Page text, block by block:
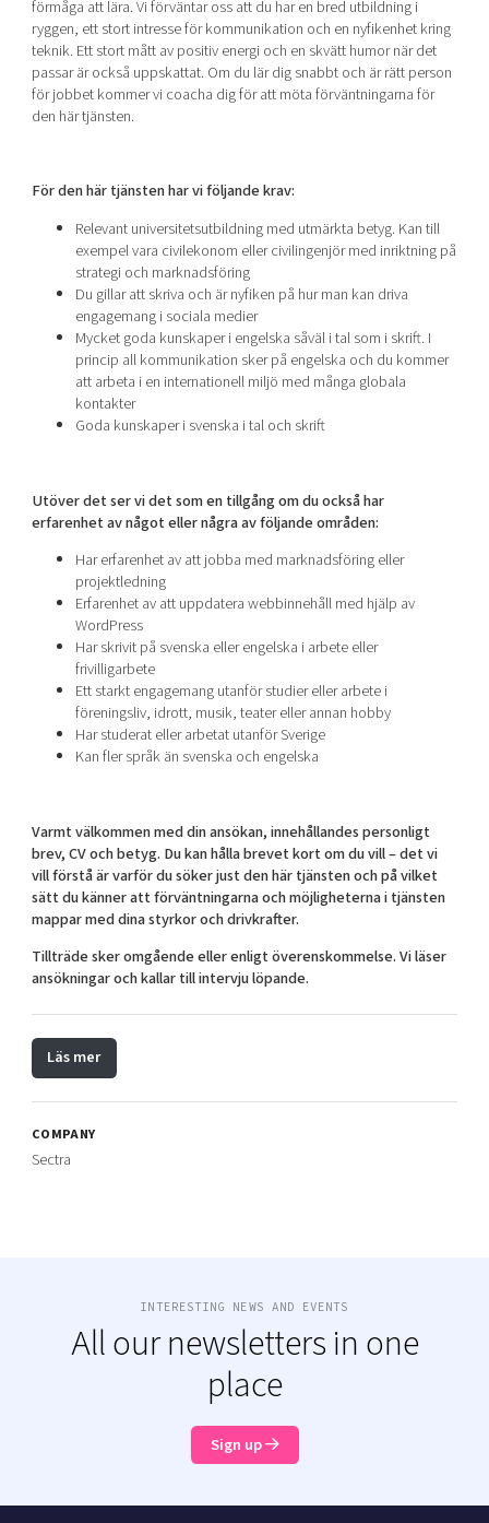
förmåga att lära. Vi förväntar oss att du har en bred utbildning i
ryggen, ett stort intresse för kommunikation och en nyfikenhet kring
teknik. Ett stort mått av positiv energi och en skvätt humor när det
passar är också uppskattat. Om du lär dig snabbt och är rätt person
för jobbet kommer vi coacha dig för att möta förväntningarna för
den här tjänsten.
För den här tjänsten har vi följande krav:
Relevant universitetsutbildning med utmärkta betyg. Kan till
exempel vara civilekonom eller civilingenjör med inriktning på
strategi och marknadsföring
Du gillar att skriva och är nyfiken på hur man kan driva
engagemang i sociala medier
Mycket goda kunskaper i engelska såväl i tal som i skrift. I
princip all kommunikation sker på engelska och du kommer
att arbeta i en internationell miljö med många globala
kontakter
Goda kunskaper i svenska i tal och skrift
Utöver det ser vi det som en tillgång om du också har
erfarenhet av något eller några av följande områden:
Har erfarenhet av att jobba med marknadsföring eller
projektledning
Erfarenhet av att uppdatera webbinnehåll med hjälp av
WordPress
Har skrivit på svenska eller engelska i arbete eller
frivilligarbete
Ett starkt engagemang utanför studier eller arbete i
föreningsliv, idrott, musik, teater eller annan hobby
Har studerat eller arbetat utanför Sverige
Kan fler språk än svenska och engelska
Varmt välkommen med din ansökan, innehållandes personligt
brev, CV och betyg. Du kan hålla brevet kort om du vill – det vi
vill förstå är varför du söker just den här tjänsten och på vilket
sätt du känner att förväntningarna och möjligheterna i tjänsten
mappar med dina styrkor och drivkrafter.
Tillträde sker omgående eller enligt överenskommelse. Vi läser
ansökningar och kallar till intervju löpande.
Läs mer
COMPANY
Sectra
INTERESTING NEWS AND EVENTS
All our newsletters in one
place
Sign up